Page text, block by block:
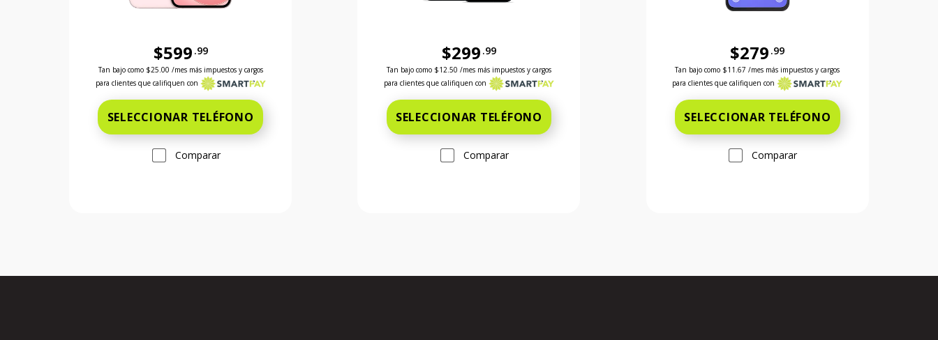
$599 .99
Antes el precio era 599 dollars and 99 cents Ahora el precio es 599 dollars and 99 cents
Tan bajo como $25.00 /mes más impuestos y cargos
para clientes que califiquen con
SELECCIONAR TELÉFONO
Comparar
$299 .99
Antes el precio era 299 dollars and 99 cents Ahora el precio es 299 dollars and 99 cents
Tan bajo como $12.50 /mes más impuestos y cargos
para clientes que califiquen con
SELECCIONAR TELÉFONO
Comparar
$279 .99
Antes el precio era 279 dollars and 99 cents Ahora el
Tan bajo como $11.67 /mes más impuestos y cargos
para clientes que califiquen con
SELECCIONAR TELÉFONO
Comparar